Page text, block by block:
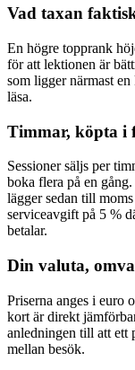
Vad taxan
En högre topprank
för att lektionen är
som ligger närmast
läsa.
Timmar, köpta i
Sessioner säljs per
boka flera på en
lägger sedan till
serviceavgift på 5 %
betalar.
Din valuta,
Priserna anges i euro
kort är direkt
anledningen till att ett
mellan besök.